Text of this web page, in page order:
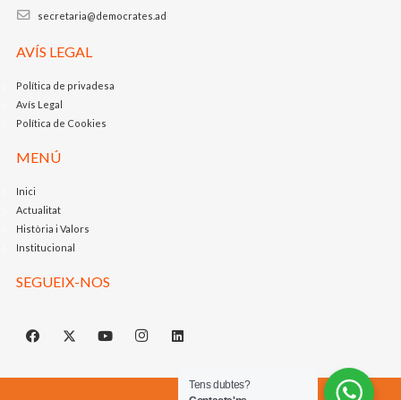
secretaria@democrates.ad
AVÍS LEGAL
Política de privadesa
Avís Legal
Política de Cookies
MENÚ
Inici
Actualitat
Història i Valors
Institucional
SEGUEIX-NOS
Tens dubtes?